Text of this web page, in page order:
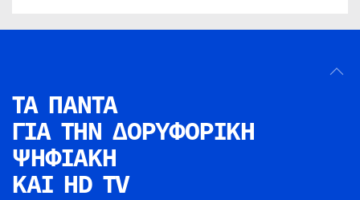
ΤΑ ΠΑΝΤΑ
ΓΙΑ ΤΗΝ ΔΟΡΥΦΟΡΙΚΗ
ΨΗΦΙΑΚΗ
ΚΑΙ HD TV